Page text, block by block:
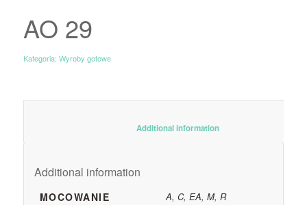
AO 29
Kategoria: Wyroby gotowe
						Additional information
Additional information
MOCOWANIE A, C, EA, M, R